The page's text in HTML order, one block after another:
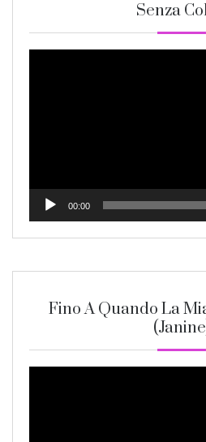
Senza
00:00
Fino A Quando La